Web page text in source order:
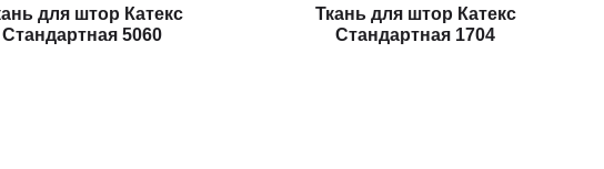
для штор Катекс
Стандартная 5060
Ткань для штор Катекс
Стандартная 1704